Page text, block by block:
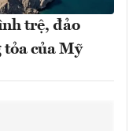
trệ, đảo
của Mỹ